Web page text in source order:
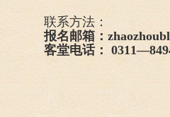
联系方法：
报名邮箱：
客堂电话：